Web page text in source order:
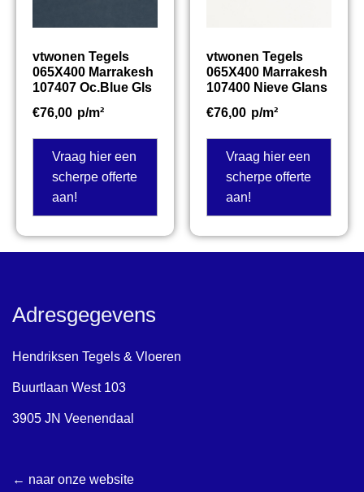
vtwonen Tegels
065X400 Marrakesh
107407 Oc.Blue Gls
€76,00 p/m²
Vraag hier een
scherpe offerte
aan!
vtwonen Tegels
065X400 Marrakesh
107400 Nieve Glans
€76,00 p/m²
Vraag hier een
scherpe offerte
aan!
Adresgegevens
Hendriksen Tegels & Vloeren
Buurtlaan West 103
3905 JN Veenendaal
← naar onze website